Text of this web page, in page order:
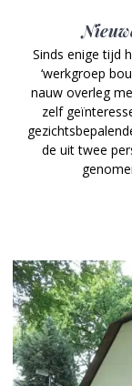
Sinds enige tijd
‘werkgroep
nauw overleg
zelf
de uit twee